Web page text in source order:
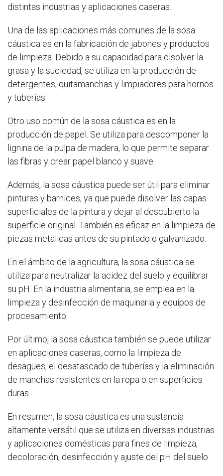
distintas industrias y aplicaciones caseras.
Una de las aplicaciones más comunes de la sosa
cáustica es en la fabricación de jabones y productos
de limpieza. Debido a su capacidad para disolver la
grasa y la suciedad, se utiliza en la producción de
detergentes, quitamanchas y limpiadores para hornos
y tuberías.
Otro uso común de la sosa cáustica es en la
producción de papel. Se utiliza para descomponer la
lignina de la pulpa de madera, lo que permite separar
las fibras y crear papel blanco y suave.
Además, la sosa cáustica puede ser útil para eliminar
pinturas y barnices, ya que puede disolver las capas
superficiales de la pintura y dejar al descubierto la
superficie original. También es eficaz en la limpieza de
piezas metálicas antes de su pintado o galvanizado.
En el ámbito de la agricultura, la sosa cáustica se
utiliza para neutralizar la acidez del suelo y equilibrar
su pH. En la industria alimentaria, se emplea en la
limpieza y desinfección de maquinaria y equipos de
procesamiento.
Por último, la sosa cáustica también se puede utilizar
en aplicaciones caseras, como la limpieza de
desagües, el desatascado de tuberías y la eliminación
de manchas resistentes en la ropa o en superficies
duras.
En resumen, la sosa cáustica es una sustancia
altamente versátil que se utiliza en diversas industrias
y aplicaciones domésticas para fines de limpieza,
decoloración, desinfección y ajuste del pH del suelo.